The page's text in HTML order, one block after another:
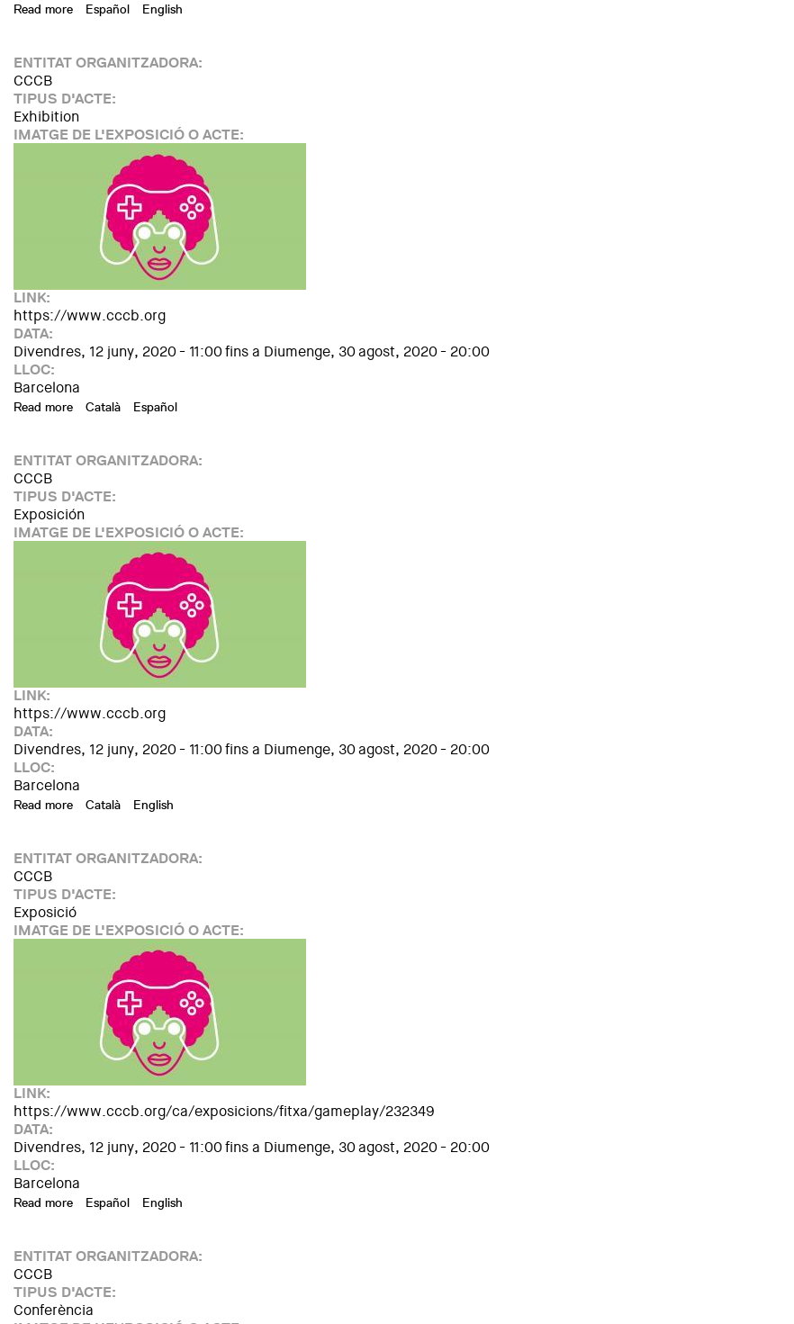
Read more about Eh! Taller joves de 14-18 anys. Calidoscopi de dirs. Taller de fanzines experimental amb Laboratorio móvil
Español English
ENTITAT ORGANITZADORA:
CCCB
TIPUS D'ACTE:
Exhibition
IMATGE DE L'EXPOSICIÓ O ACTE:
LINK:
https://www.cccb.org
DATA:
Divendres, 12 juny, 2020 - 11:00fins a Diumenge, 30 agost, 2020 - 20:00
LLOC:
Barcelona
Read more about Gameplay. Video Game Culture
Català Español
ENTITAT ORGANITZADORA:
CCCB
TIPUS D'ACTE:
Exposición
IMATGE DE L'EXPOSICIÓ O ACTE:
LINK:
https://www.cccb.org
DATA:
Divendres, 12 juny, 2020 - 11:00fins a Diumenge, 30 agost, 2020 - 20:00
LLOC:
Barcelona
Read more about Gameplay. Cultura del videojuego
Català English
ENTITAT ORGANITZADORA:
CCCB
TIPUS D'ACTE:
Exposició
IMATGE DE L'EXPOSICIÓ O ACTE:
LINK:
https://www.cccb.org/ca/exposicions/fitxa/gameplay/232349
DATA:
Divendres, 12 juny, 2020 - 11:00fins a Diumenge, 30 agost, 2020 - 20:00
LLOC:
Barcelona
Read more about Gameplay. Cultura del videojoc
Español English
ENTITAT ORGANITZADORA:
CCCB
TIPUS D'ACTE:
Conferència